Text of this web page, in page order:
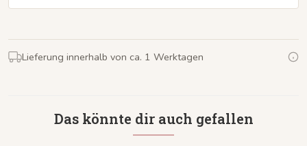
Lieferung innerhalb von ca. 1 Werktagen
Das könnte dir auch gefallen